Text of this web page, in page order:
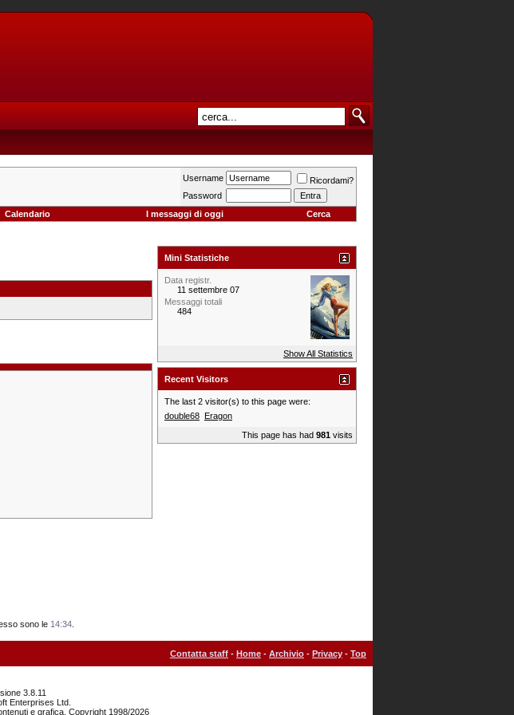
Username
Ricordami?
Password
Calendario I messaggi di oggi Cerca
Mini Statistiche
Data registr.
11 settembre 07
Messaggi totali
484
Show All Statistics
Recent Visitors
The last 2 visitor(s) to this page were:
double68 Eragon
This page has had 981 visits
sono le 14:34
Contatta staff - Home - Archivio - Privacy - Top
3.8.11
Enterprises Ltd.
e grafica. Copyright 1998/2026